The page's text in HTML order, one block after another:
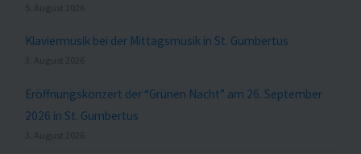
5. August 2026
Klaviermusik bei der Mittagsmusik in St. Gumbertus
3. August 2026
Eröffnungskonzert der “Grünen Nacht” am 26. September
2026 in St. Gumbertus
3. August 2026